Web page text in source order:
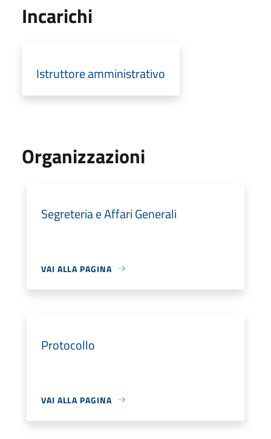
Incarichi
Istruttore amministrativo
Organizzazioni
Segreteria e Affari Generali
VAI ALLA PAGINA
Protocollo
VAI ALLA PAGINA